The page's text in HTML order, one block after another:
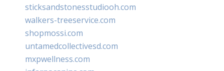
sticksandstonesstudiooh.com
walkers-treeservice.com
shopmossi.com
untamedcollectivesd.com
mxpwellness.com